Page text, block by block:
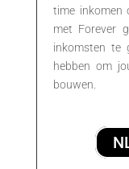
time inkomen
met Forever
inkomsten te
hebben om
bouwen.